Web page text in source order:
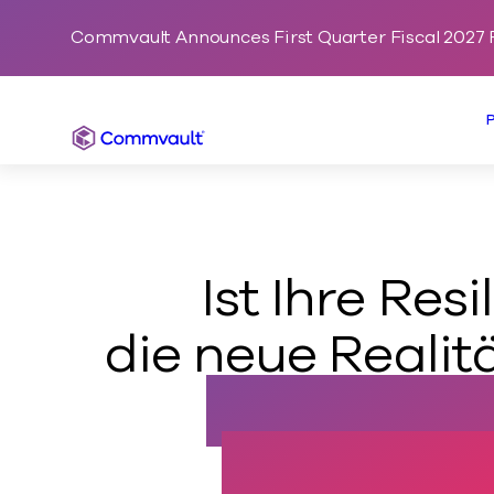
Commvault Announces First Quarter Fiscal 2027
Commvault
Ist Ihre
die neue
Stellen Sie